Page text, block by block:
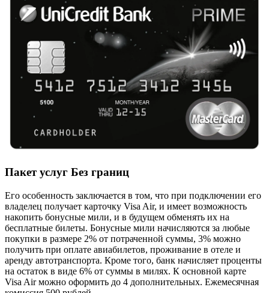
Пакет услуг Без границ
Его особенность заключается в том, что при подключении его
владелец получает карточку Visa Air, и имеет возможность
накопить бонусные мили, и в будущем обменять их на
бесплатные билеты. Бонусные мили начисляются за любые
покупки в размере 2% от потраченной суммы, 3% можно
получить при оплате авиабилетов, проживание в отеле и
аренду автотранспорта. Кроме того, банк начисляет проценты
на остаток в виде 6% от суммы в милях. К основной карте
Visa Air можно оформить до 4 дополнительных. Ежемесячная